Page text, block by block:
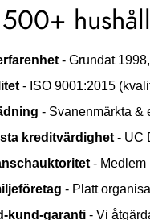
- Grundat
- ISO 9001:2015
- Svanenmärkta &
kreditvärdighet- UC
- Medlem
- Platt
kund-garanti - Vi